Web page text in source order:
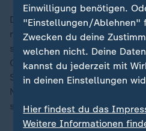
Der BVB trat nun mit breiterer
nicht mehr ins Spiel kommen
später. Eine Flanke des
Guirassy, von der
Strafraum perfekt vor Pascal
Nationalspieler rutschte in
sie mit den Knie über die
Einwilligung benötigen.
"Einstellungen/Ablehnen"
Zwecken du deine
welchen nicht. Deine
kannst du jederzeit mit
in deinen Einstellungen
Hier findest du das
Weitere Informationen